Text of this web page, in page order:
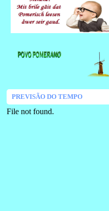
PREVISÃO DO TEMPO